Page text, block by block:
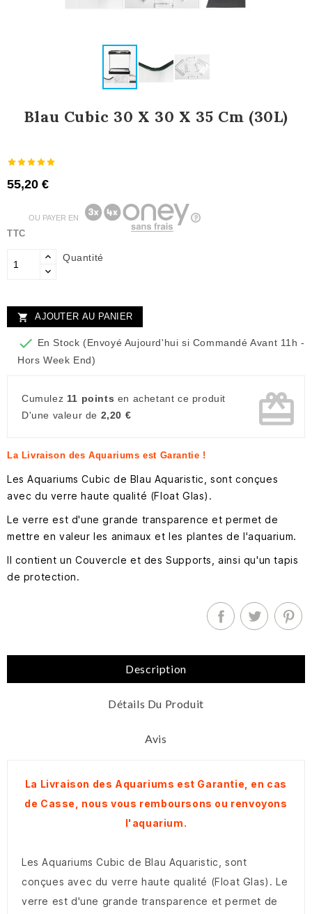
Blau Cubic 30 X 30 X 35 Cm (30L)
55,20 €
TTC
OU PAYER EN
Quantité
 AJOUTER AU PANIER
 En Stock (Envoyé Aujourd'hui si Commandé Avant 11h -
Hors Week End)
Cumulez 11 points en achetant ce produit
D'une valeur de 2,20 € card_giftcard
La Livraison des Aquariums est Garantie !
Les Aquariums Cubic de Blau Aquaristic, sont conçues
avec du verre haute qualité (Float Glas).
Le verre est d'une grande transparence et permet de
mettre en valeur les animaux et les plantes de l'aquarium.
Il contient un Couvercle et des Supports, ainsi qu'un tapis
de protection.
Description
Détails Du Produit
Avis
La Livraison des Aquariums est Garantie, en cas
de Casse, nous vous remboursons ou renvoyons
l'aquarium.
Les Aquariums Cubic de Blau Aquaristic, sont
conçues avec du verre haute qualité (Float Glas). Le
verre est d'une grande transparence et permet de